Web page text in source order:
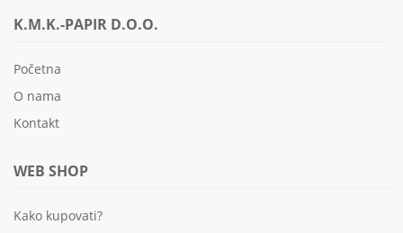
K.M.K.-PAPIR D.O.O.
Početna
O nama
Kontakt
WEB SHOP
Kako kupovati?